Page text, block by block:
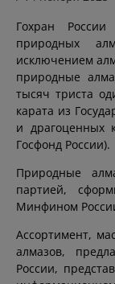
Гохран
природных
исключением
природные
тысяч триста
карата из
и драгоценных
Госфонд России).
Природные
партией,
Минфином
Ассортимент,
алмазов,
России,